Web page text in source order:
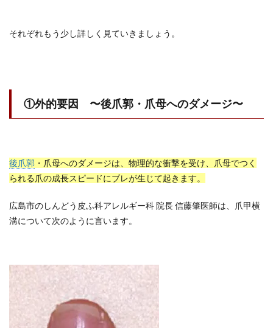
それぞれもう少し詳しく見ていきましょう。
①外的要因 〜後爪郭・爪母へのダメージ〜
後爪郭 ・爪母へのダメージは、物理的な衝撃を受け、爪母でつく
られる爪の成長スピードにブレが生じて起きます。
広島市のしんどう皮ふ科アレルギー科 院長 信藤肇医師は、爪甲横
溝について次のように言います。